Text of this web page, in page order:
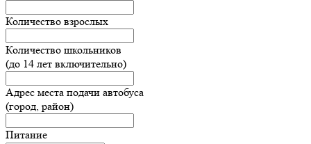
Количество взрослых
Количество школьников
(до 14 лет включительно)
Адрес места подачи автобуса
(город, район)
Питание